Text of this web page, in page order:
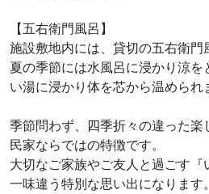
【五右衛門風呂】
施設敷地内には、貸切の五右衛門
夏の季節には水風呂に浸かり涼
い湯に浸かり体を芯から温められ
季節問わず、四季折々の違った
民家ならではの特徴です。
大切なご家族やご友人と過ごす『
一味違う特別な思い出になります。